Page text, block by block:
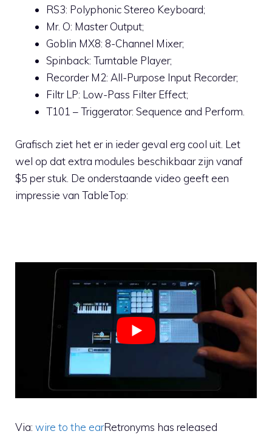
RS3: Polyphonic Stereo Keyboard;
Mr. O: Master Output;
Goblin MX8: 8-Channel Mixer;
Spinback: Turntable Player;
Recorder M2: All-Purpose Input Recorder;
Filtr LP: Low-Pass Filter Effect;
T101 – Triggerator: Sequence and Perform.
Grafisch ziet het er in ieder geval erg cool uit. Let
wel op dat extra modules beschikbaar zijn vanaf
$5 per stuk. De onderstaande video geeft een
impressie van TableTop:
Via: wire to the earRetronyms has released